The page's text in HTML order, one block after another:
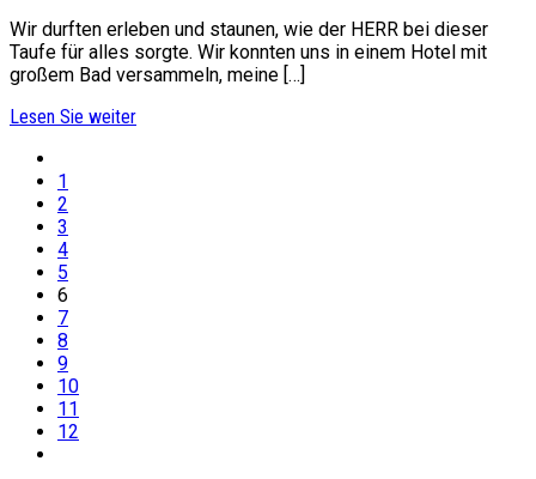
Wir durften erleben und staunen, wie der HERR bei dieser
Taufe für alles sorgte. Wir konnten uns in einem Hotel mit
großem Bad versammeln, meine […]
Lesen Sie weiter
1
2
3
4
5
6
7
8
9
10
11
12